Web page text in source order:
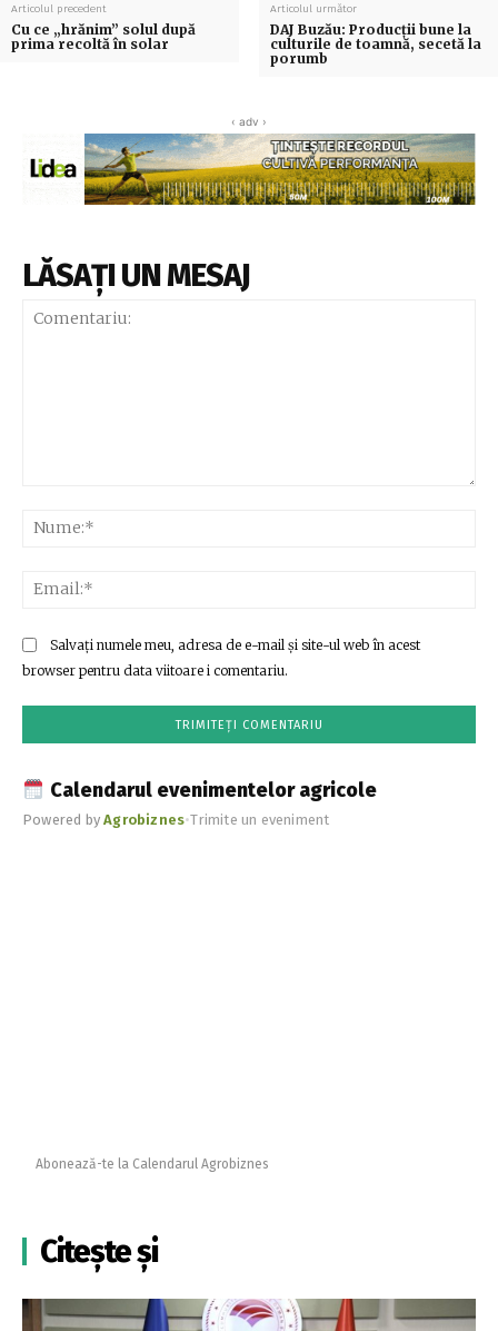
Articolul precedent
Cu ce „hrănim” solul după
prima recoltă în solar
Articolul următor
DAJ Buzău: Producții bune la
culturile de toamnă, secetă la
porumb
‹ adv ›
LĂSAȚI UN MESAJ
Salvați numele meu, adresa de e-mail și site-ul web în acest
browser pentru data viitoare i comentariu.
Calendarul evenimentelor agricole
Powered byAgrobiznes•Trimite un eveniment
Abonează-te la Calendarul Agrobiznes
Citește și